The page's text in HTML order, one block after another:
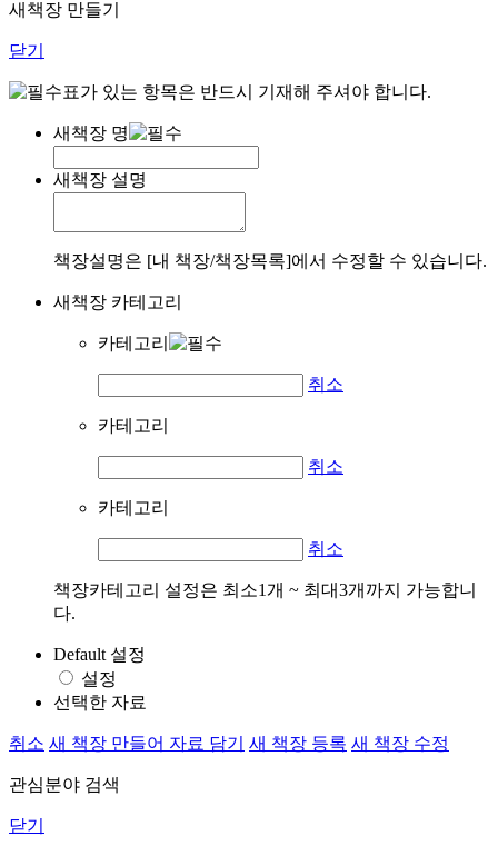
새책장 만들기
닫기
표가 있는 항목은 반드시 기재해 주셔야 합니다.
새책장 명
새책장 설명
책장설명은 [내 책장/책장목록]에서 수정할 수 있습니다.
새책장 카테고리
카테고리
취소
카테고리
취소
카테고리
취소
책장카테고리 설정은 최소1개 ~ 최대3개까지 가능합니
다.
Default 설정
설정
선택한 자료
취소 새 책장 만들어 자료 담기 새 책장 등록 새 책장 수정
관심분야 검색
닫기